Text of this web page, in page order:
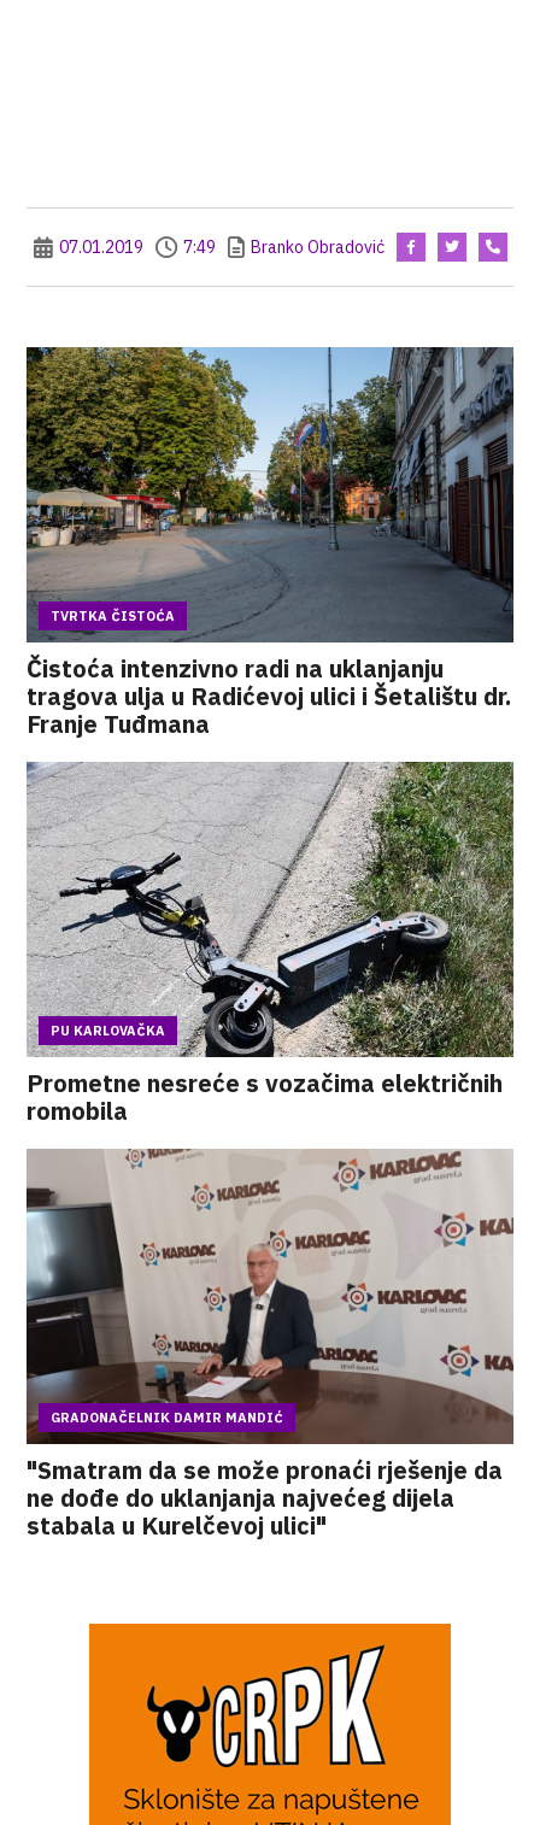
07.01.2019 7:49 Branko Obradović
TVRTKA ČISTOĆA
Čistoća intenzivno radi na uklanjanju
tragova ulja u Radićevoj ulici i Šetalištu dr.
Franje Tuđmana
PU KARLOVAČKA
Prometne nesreće s vozačima električnih
romobila
GRADONAČELNIK DAMIR MANDIĆ
"Smatram da se može pronaći rješenje da
ne dođe do uklanjanja najvećeg dijela
stabala u Kurelčevoj ulici"